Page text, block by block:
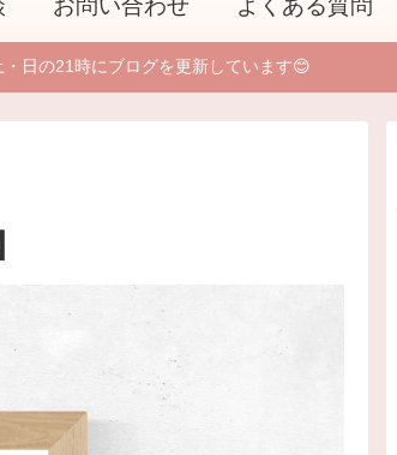
お問い合わせ よくある質問
・日の21時にブログを更新しています😊